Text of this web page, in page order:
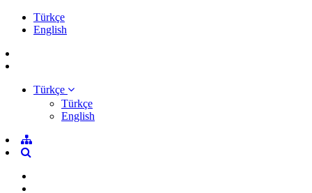
Türkçe
English
Türkçe
Türkçe
English